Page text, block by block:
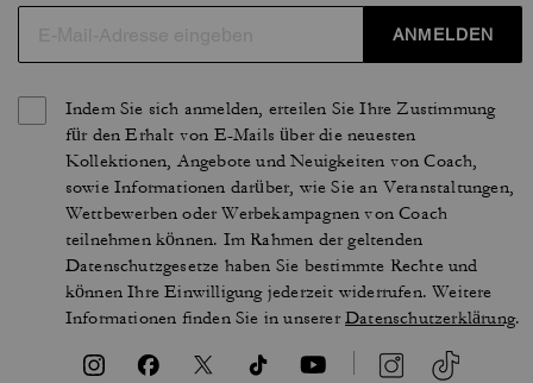
ANMELDEN
Indem Sie sich anmelden, erteilen Sie Ihre Zustimmung
für den Erhalt von E-Mails über die neuesten
Kollektionen, Angebote und Neuigkeiten von Coach,
sowie Informationen darüber, wie Sie an Veranstaltungen,
Wettbewerben oder Werbekampagnen von Coach
teilnehmen können. Im Rahmen der geltenden
Datenschutzgesetze haben Sie bestimmte Rechte und
können Ihre Einwilligung jederzeit widerrufen. Weitere
Informationen finden Sie in unsererDatenschutzerklärung.